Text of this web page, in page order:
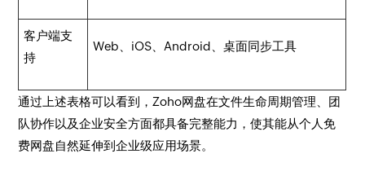
客户端支
持
Web、iOS、Android、桌面同步工具
通过上述表格可以看到，Zoho网盘在文件生命周期管理、团
队协作以及企业安全方面都具备完整能力，使其能从个人免
费网盘自然延伸到企业级应用场景。